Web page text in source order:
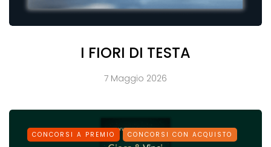
I FIORI DI TESTA
7 Maggio 2026
CONCORSI A PREMIO CONCORSI CON ACQUISTO